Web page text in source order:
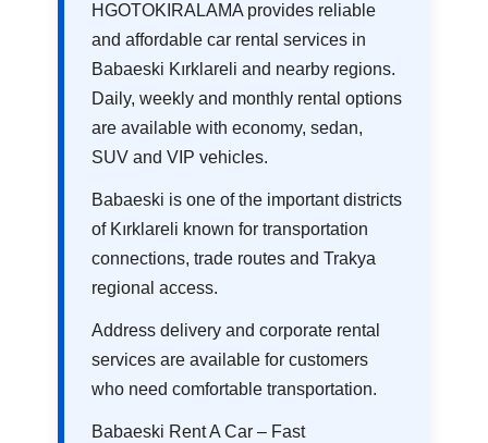
HGOTOKIRALAMA provides reliable
and affordable car rental services in
Babaeski Kırklareli and nearby regions.
Daily, weekly and monthly rental options
are available with economy, sedan,
SUV and VIP vehicles.
Babaeski is one of the important districts
of Kırklareli known for transportation
connections, trade routes and Trakya
regional access.
Address delivery and corporate rental
services are available for customers
who need comfortable transportation.
Babaeski Rent A Car – Fast